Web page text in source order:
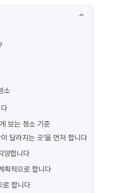
소
보는 청소 기준
이 달라지는 곳’을 먼저 합니다
양합니다
획적으로 합니다
로 합니다